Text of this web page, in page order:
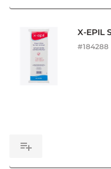
X-EPIL
#184288